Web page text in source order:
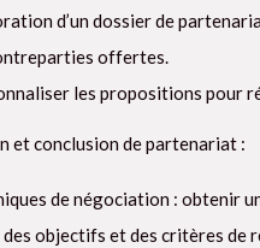
d’un dossier de
offertes.
les propositions pour
et conclusion de partenariat :
de négociation : obtenir
objectifs et des critères de